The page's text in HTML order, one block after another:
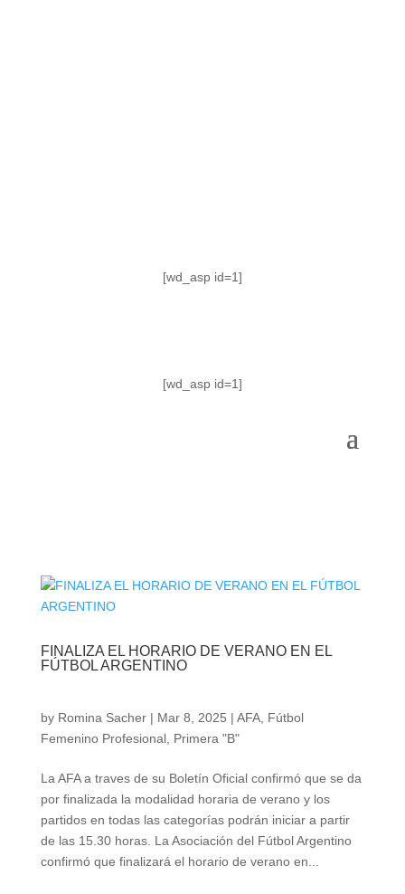
[wd_asp id=1]
[wd_asp id=1]
FINALIZA EL HORARIO DE VERANO EN EL
FÚTBOL ARGENTINO
by Romina Sacher| Mar 8, 2025 | AFA, Fútbol
Femenino Profesional, Primera "B"
La AFA a traves de su Boletín Oficial confirmó que se da
por finalizada la modalidad horaria de verano y los
partidos en todas las categorías podrán iniciar a partir
de las 15.30 horas. La Asociación del Fútbol Argentino
confirmó que finalizará el horario de verano en...